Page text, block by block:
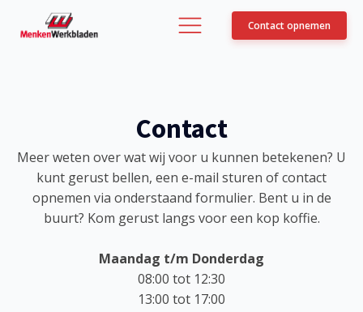
Contact opnemen
Contact
Meer weten over wat wij voor u kunnen betekenen? U
kunt gerust bellen, een e-mail sturen of contact
opnemen via onderstaand formulier. Bent u in de
buurt? Kom gerust langs voor een kop koffie.
Maandag t/m Donderdag
08:00 tot 12:30
13:00 tot 17:00